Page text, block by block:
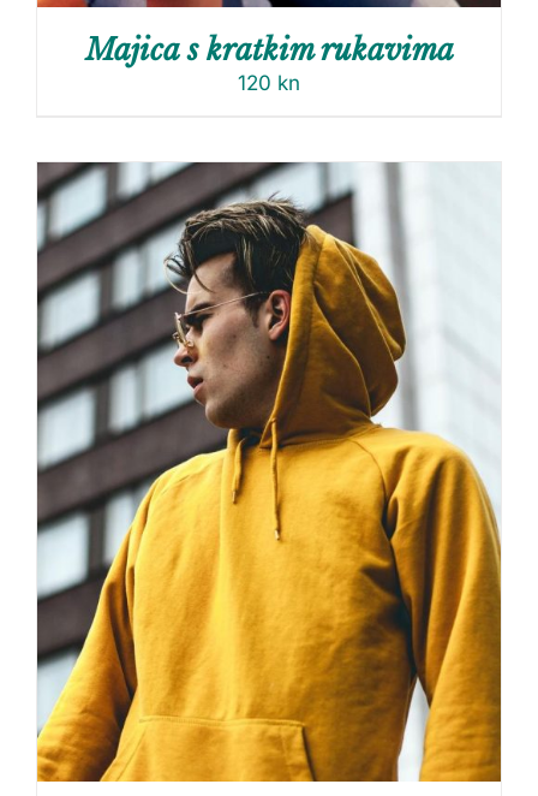
Majica s kratkim rukavima
120 kn